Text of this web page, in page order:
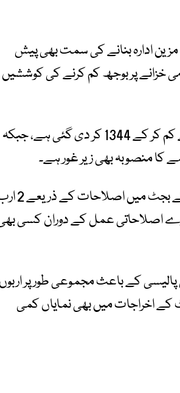
ادارہ بنانے کی سمت بھی پیش
خزانے پر بوجھ کم کرنے کی کوششیں
اصلاحاتی اقدامات کے تحت اسامیوں کی تعداد 1725 سے کم کر کے 1344 کر دی گئی ہے، جبکہ
بیان کے مطابق ملازمین اور ارکان اسمبلی کی تنخواہوں
اصلاحاتی عمل کے دوران کسی
پالیسی کے باعث مجموعی طور پر اربوں
اخراجات میں بھی نمایاں کمی